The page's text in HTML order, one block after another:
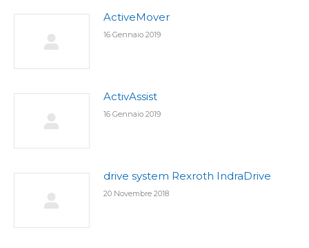
ActiveMover
16 Gennaio 2019
ActivAssist
16 Gennaio 2019
drive system Rexroth IndraDrive
20 Novembre 2018